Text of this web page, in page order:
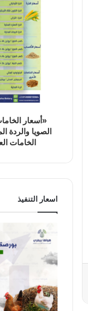
«أسعار
الصويا والردة
الخامات
اسعار التنفيذ